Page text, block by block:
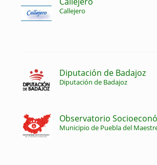
Callejero
Diputación de Badajoz
Diputación de Badajoz
Observatorio
Municipio de Puebla del